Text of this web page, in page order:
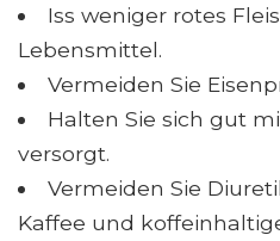
Iss weniger rotes
Lebensmittel.
Vermeiden Sie
Halten Sie sich gut
versorgt.
Vermeiden Sie
Kaffee und